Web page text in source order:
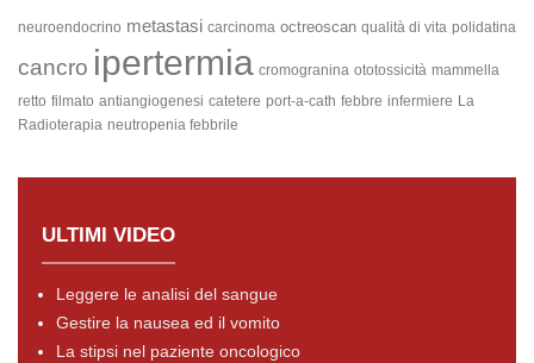
neuroendocrino metastasi carcinoma octreoscan qualità di vita polidatina
cancro ipertermia cromogranina ototossicità mammella
retto filmato antiangiogenesi catetere port-a-cath febbre infermiere La
Radioterapia neutropenia febbrile
ULTIMI VIDEO
Leggere le analisi del sangue
Gestire la nausea ed il vomito
La stipsi nel paziente oncologico